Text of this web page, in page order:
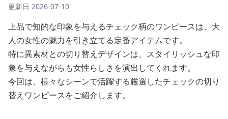
更新日 2026-07-10
上品で知的な印象を与えるチェック柄のワンピースは、大
人の女性の魅力を引き立てる定番アイテムです。
特に異素材との切り替えデザインは、スタイリッシュな印
象を与えながらも女性らしさを演出してくれます。
今回は、様々なシーンで活躍する厳選したチェックの切り
替えワンピースをご紹介します。